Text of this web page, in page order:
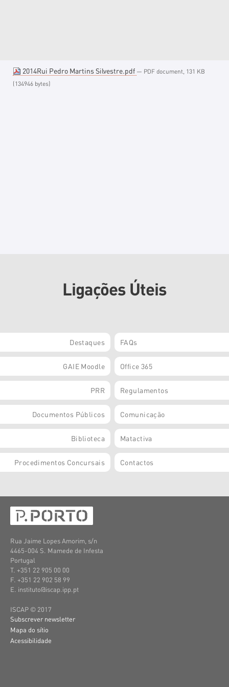
2014Rui Pedro Martins Silvestre.pdf — PDF document, 131 KB
(134946 bytes)
Ligações Úteis
Destaques FAQs
GAIE Moodle Office 365
PRR Regulamentos
Documentos Públicos Comunicação
Biblioteca Matactiva
Procedimentos Concursais Contactos
Rua Jaime Lopes Amorim, s/n
4465-004 S. Mamede de Infesta
Portugal
T. +351 22 905 00 00
F. +351 22 902 58 99
E. instituto@iscap.ipp.pt
ISCAP © 2017
Subscrever newsletter
Mapa do sítio
Acessibilidade